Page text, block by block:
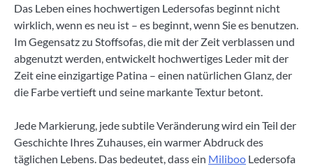
Das Leben eines hochwertigen Ledersofas beginnt nicht
wirklich, wenn es neu ist – es beginnt, wenn Sie es benutzen.
Im Gegensatz zu Stoffsofas, die mit der Zeit verblassen und
abgenutzt werden, entwickelt hochwertiges Leder mit der
Zeit eine einzigartige Patina – einen natürlichen Glanz, der
die Farbe vertieft und seine markante Textur betont.
Jede Markierung, jede subtile Veränderung wird ein Teil der
Geschichte Ihres Zuhauses, ein warmer Abdruck des
täglichen Lebens. Das bedeutet, dass ein Miliboo Ledersofa